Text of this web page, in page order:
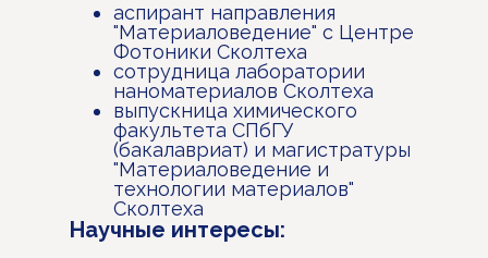
аспирант направления
"Материаловедение" с Центре
Фотоники Сколтеха
сотрудница лаборатории
наноматериалов Сколтеха
выпускница химического
факультета СПбГУ
(бакалавриат) и магистратуры
"Материаловедение и
технологии материалов"
Сколтеха
Научные интересы: